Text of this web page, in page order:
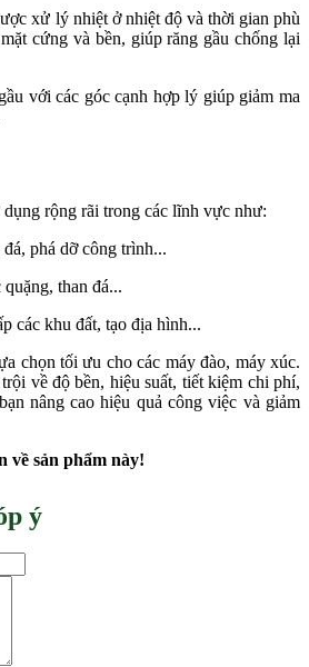
xử lý nhiệt ở nhiệt độ và thời gian phù
cứng và bền, giúp răng gầu chống lại
với các góc cạnh hợp lý giúp giảm ma
rộng rãi trong các lĩnh vực như:
phá dỡ công trình...
than đá...
các khu đất, tạo địa hình...
chọn tối ưu cho các máy đào, máy xúc.
về độ bền, hiệu suất, tiết kiệm chi phí,
nâng cao hiệu quả công việc và giảm
về sản phẩm này!
ý